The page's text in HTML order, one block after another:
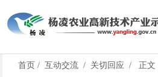
首页 / 互动交流 / 关切回应 / 正文